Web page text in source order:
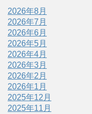
2026年8月
2026年7月
2026年6月
2026年5月
2026年4月
2026年3月
2026年2月
2026年1月
2025年12月
2025年11月